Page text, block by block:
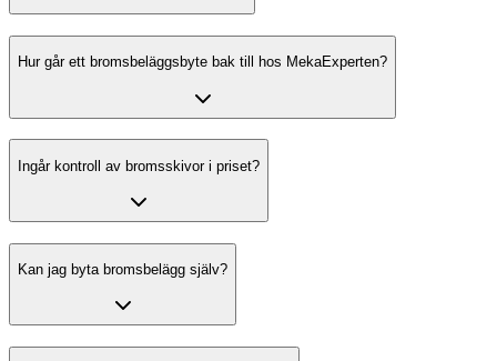
Hur går ett bromsbeläggsbyte bak till hos MekaExperten?
Ingår kontroll av bromsskivor i priset?
Kan jag byta bromsbelägg själv?